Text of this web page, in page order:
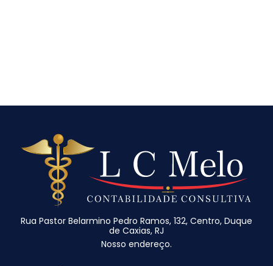
Rua Pastor Belarmino Pedro Ramos, 132, Centro, Duque
de Caxias, RJ
Nosso endereço.